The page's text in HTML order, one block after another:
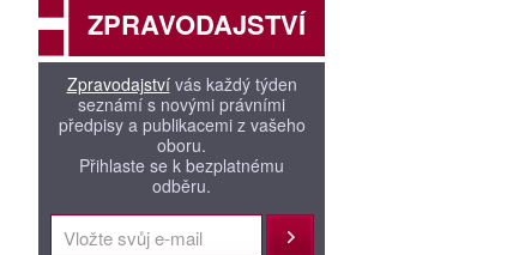
ZPRAVODAJSTVÍ
Zpravodajstvívás každý týden
seznámí s novými právními
předpisy a publikacemi z vašeho
oboru.
Přihlaste se k bezplatnému
odběru.
Přihlásit